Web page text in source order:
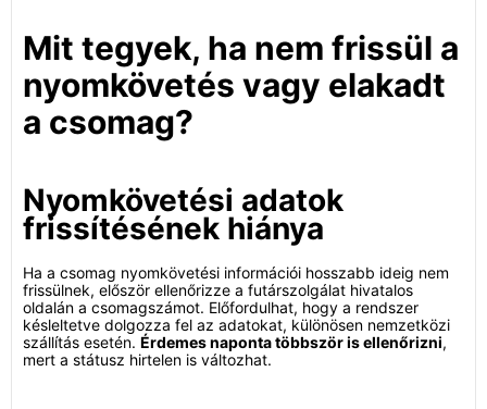
Mit tegyek, ha nem frissül a
nyomkövetés vagy elakadt
a csomag?
Nyomkövetési adatok
frissítésének hiánya
Ha a csomag nyomkövetési információi hosszabb ideig nem
frissülnek, először ellenőrizze a futárszolgálat hivatalos
oldalán a csomagszámot. Előfordulhat, hogy a rendszer
késleltetve dolgozza fel az adatokat, különösen nemzetközi
szállítás esetén. Érdemes naponta többször is ellenőrizni,
mert a státusz hirtelen is változhat.